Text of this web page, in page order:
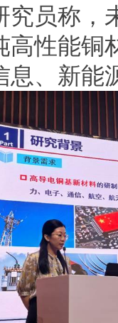
究员称，
高性能铜
息、新能